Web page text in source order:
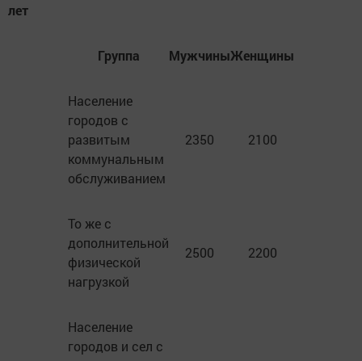
лет
Группа МужчиныЖенщины
Население
городов с
развитым
коммунальным
обслуживанием
2350 2100
То же с
дополнительной
физической
нагрузкой
2500 2200
Население
городов и сел с